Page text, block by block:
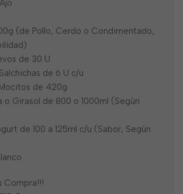
(de Pollo, Cerdo o Condimentado,
de 30 U
de 6 U c/u
de 420g
o Girasol de 800 o 1000ml (Según
de 100 a 125ml c/u (Sabor, Según
Compra!!!